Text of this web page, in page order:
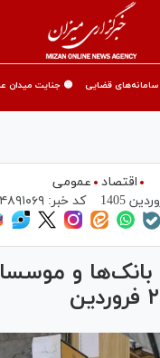
قضایی 🟡 جنایت میدان
اقتصاد
عمومی
کد خبر:۴۸۹۱۰۶۹
و